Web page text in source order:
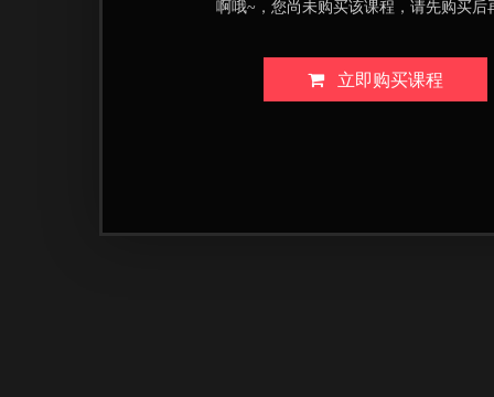
啊哦~，您尚未购买该课程，请先购买后
立即购买课程